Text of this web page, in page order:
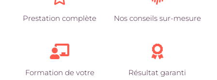
Prestation complète Nos conseils sur-mesure
Formation de votre
Résultat garanti